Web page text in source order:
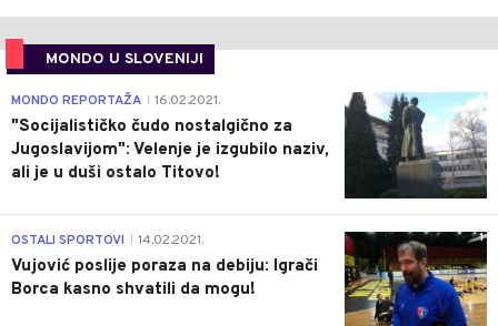
MONDO U SLOVENIJI
4
MONDO REPORTAŽA 16.02.2021.
"Socijalističko čudo nostalgično za
Jugoslavijom": Velenje je izgubilo naziv,
ali je u duši ostalo Titovo!
1
OSTALI SPORTOVI 14.02.2021.
Vujović poslije poraza na debiju: Igrači
Borca kasno shvatili da mogu!